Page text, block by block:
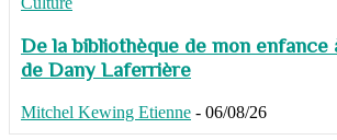
De la bibliothèque de mon enfance
de Dany Laferrière
Mitchel Kewing Etienne - 06/08/26